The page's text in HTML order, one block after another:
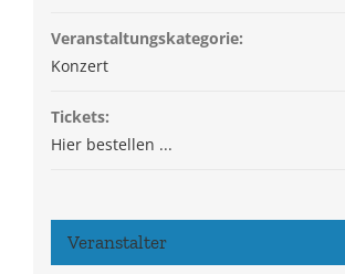
Veranstaltungskategorie:
Konzert
Tickets:
Hier bestellen ...
Veranstalter